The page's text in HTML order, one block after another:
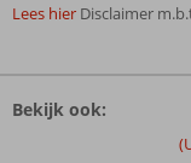
Lees hier Disclaimer
zijn
Bekijk ook: